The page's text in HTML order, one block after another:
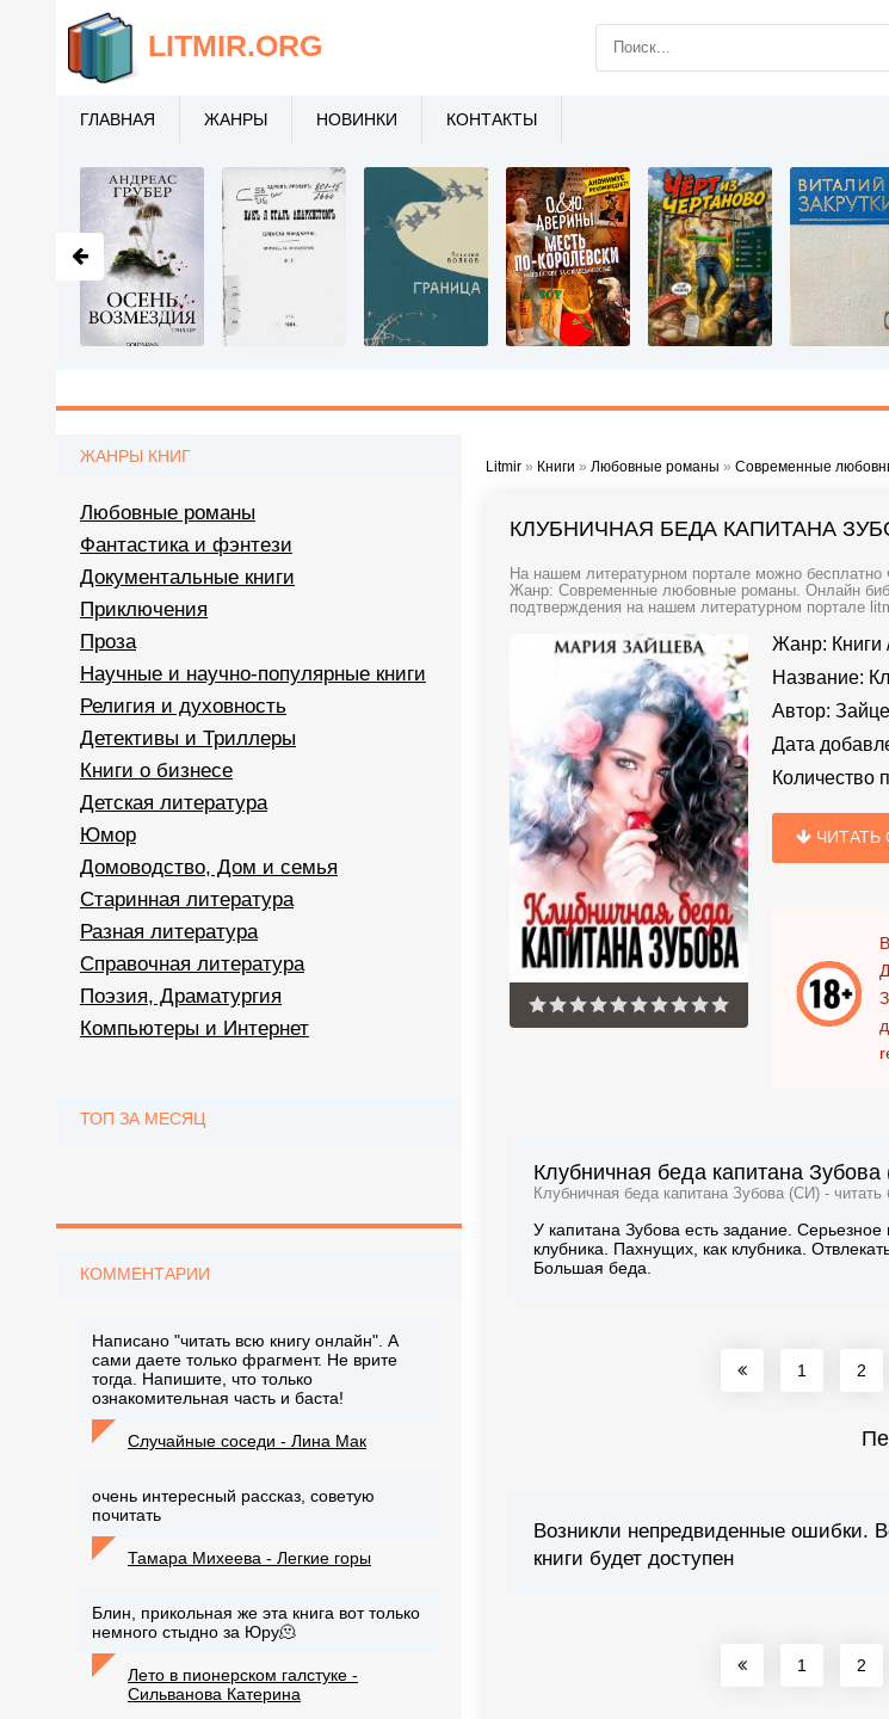
Litmir » Книги » Любовные романы » Современные
КЛУБНИЧНАЯ БЕДА КАПИТАНА
На нашем литературном портале можно
Жанр: Современные любовные романы. Онлайн
подтверждения на нашем литературном портале
Жанр: Книги
Название:
Автор:
Дата
Количество
ЧИТАТЬ
Клубничная беда капитана
Клубничная беда капитана Зубова (СИ) - читать
У капитана Зубова есть задание.
клубника. Пахнущих, как клубника.
Большая беда.
1 2
Возникли непредвиденные ошибки.
книги будет доступен
1 2
ЖАНРЫ КНИГ
Любовные романы
Фантастика и фэнтези
Документальные книги
Приключения
Проза
Научные и научно-популярные книги
Религия и духовность
Детективы и Триллеры
Книги о бизнесе
Детская литература
Юмор
Домоводство, Дом и семья
Старинная литература
Разная литература
Справочная литература
Поэзия, Драматургия
Компьютеры и Интернет
ТОП ЗА МЕСЯЦ
КОММЕНТАРИИ
Написано "читать всю книгу онлайн". А
сами даете только фрагмент. Не врите
тогда. Напишите, что только
ознакомительная часть и баста!
Случайные соседи - Лина Мак
очень интересный рассказ, советую
почитать
Тамара Михеева - Легкие горы
Блин, прикольная же эта книга вот только
немного стыдно за Юру🫠
Лето в пионерском галстуке -
Сильванова Катерина
LITMIR.ORG
ГЛАВНАЯ ЖАНРЫ НОВИНКИ КОНТАКТЫ